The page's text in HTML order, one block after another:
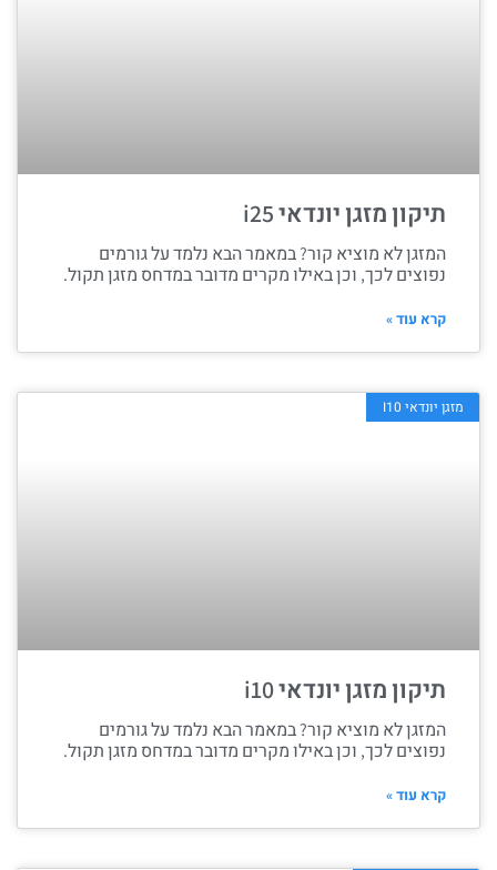
תיקון מזגן יונדאי i25
המזגן לא מוציא קור? במאמר הבא נלמד על גורמים
נפוצים לכך, וכן באילו מקרים מדובר במדחס מזגן תקול.
קרא עוד »
מזגן יונדאי I10
תיקון מזגן יונדאי i10
המזגן לא מוציא קור? במאמר הבא נלמד על גורמים
נפוצים לכך, וכן באילו מקרים מדובר במדחס מזגן תקול.
קרא עוד »